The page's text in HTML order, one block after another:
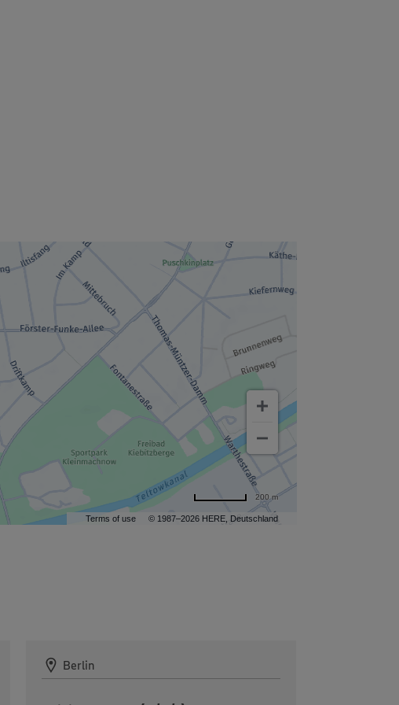
Terms of use © 1987–2026 HERE, Deutschland
200 m
Berlin